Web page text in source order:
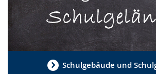
Schulgebäude und